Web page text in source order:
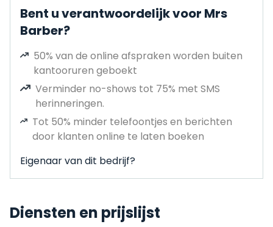
Bent u verantwoordelijk voor Mrs
Barber?
50% van de online afspraken worden buiten
kantooruren geboekt
Verminder no-shows tot 75% met SMS
herinneringen.
Tot 50% minder telefoontjes en berichten
door klanten online te laten boeken
Eigenaar van dit bedrijf?
Diensten en prijslijst